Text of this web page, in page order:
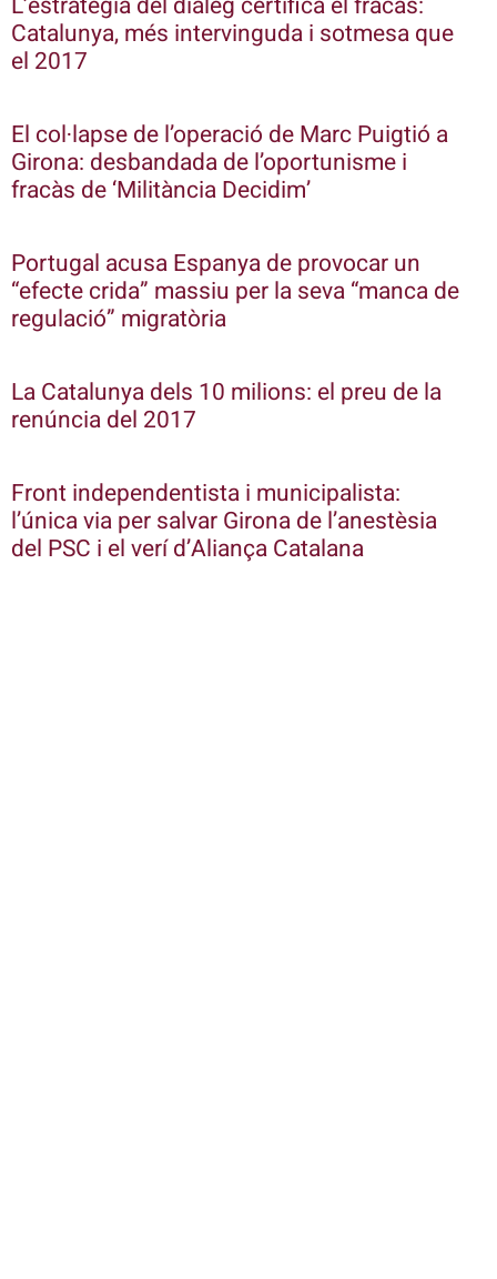
Catalunya, més intervinguda i sotmesa que
el 2017
El col·lapse de l’operació de Marc Puigtió a
Girona: desbandada de l’oportunisme i
fracàs de ‘Militància Decidim’
Portugal acusa Espanya de provocar un
“efecte crida” massiu per la seva “manca de
regulació” migratòria
La Catalunya dels 10 milions: el preu de la
renúncia del 2017
Front independentista i municipalista:
l’única via per salvar Girona de l’anestèsia
del PSC i el verí d’Aliança Catalana